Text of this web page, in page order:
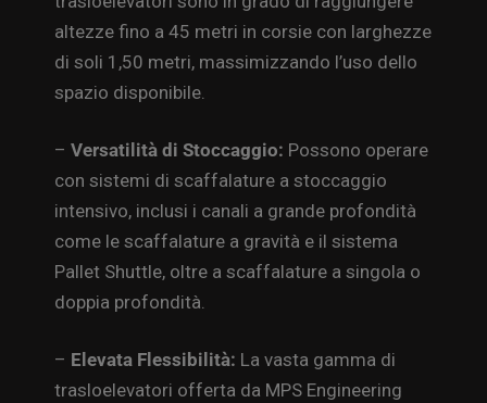
altezze fino a 45 metri in corsie con larghezze
di soli 1,50 metri, massimizzando l’uso dello
spazio disponibile.
– Versatilità di Stoccaggio: Possono operare
con sistemi di scaffalature a stoccaggio
intensivo, inclusi i canali a grande profondità
come le scaffalature a gravità e il sistema
Pallet Shuttle, oltre a scaffalature a singola o
doppia profondità.
– Elevata Flessibilità: La vasta gamma di
trasloelevatori offerta da MPS Engineering